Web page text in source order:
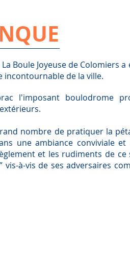
Boule Joyeuse de Colomiers a
incontournable de la ville.
l'imposant boulodrome
nombre de pratiquer la
une ambiance conviviale et
et les rudiments de
vis-à-vis de ses adversaires